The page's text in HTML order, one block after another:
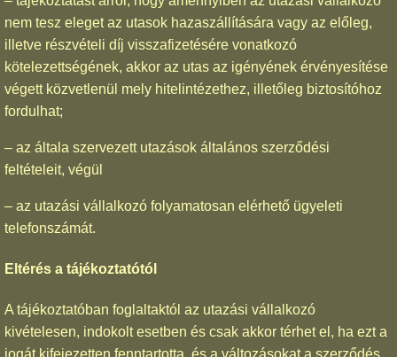
nem tesz eleget az utasok hazaszállítására vagy az előleg,
illetve részvételi díj visszafizetésére vonatkozó
kötelezettségének, akkor az utas az igényének érvényesítése
végett közvetlenül mely hitelintézethez, illetőleg biztosítóhoz
fordulhat;
– az általa szervezett utazások általános szerződési
feltételeit, végül
– az utazási vállalkozó folyamatosan elérhető ügyeleti
telefonszámát.
Eltérés a tájékoztatótól
A tájékoztatóban foglaltaktól az utazási vállalkozó
kivételesen, indokolt esetben és csak akkor térhet el, ha ezt a